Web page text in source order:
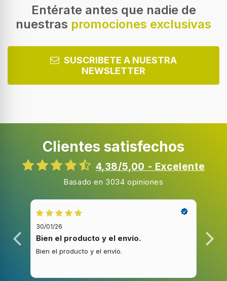
Piso
Posición del altavoz
Tweeter
1
Diámetro del tweeter
Diámetro del tweeter (imperial)
Altavoz
Número de controladores de woofer
16,5 cm
Entérate antes que nadie de
nuestras promociones exclusivas
SUSCRIBETE A NUESTRA
NEWSLETTER
Clientes satisfechos
4,38/5,00 - Excelente
Basado en 3034 opiniones
30/01/26
Bien el producto y el envío.
Bien el producto y el envío.